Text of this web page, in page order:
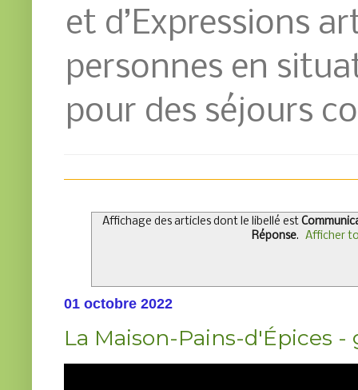
et d’Expressions
personnes en
pour des séjours
Affichage des articles dont le libellé est
Réponse. Afficher
01 octobre 2022
La Maison-Pains-d'Épices